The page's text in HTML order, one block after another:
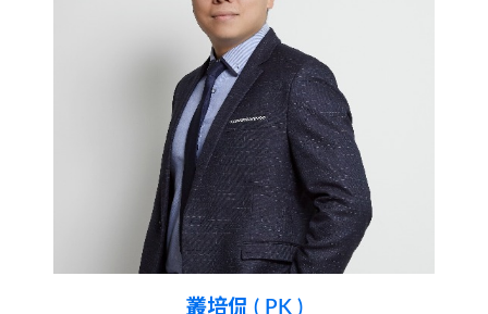
叢培侃 ( PK )